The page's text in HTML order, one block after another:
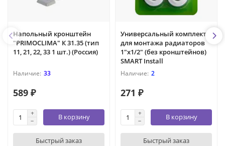
Напольный кронштейн
"PRIMOCLIMA" К 31.35 (тип
11, 21, 22, 33 1 шт.) (Россия)
33
589 ₽
В корзину
Быстрый заказ
Универсальный комплект
для монтажа радиаторов
1"х1/2" (без кронштейнов)
SMART Install
2
271 ₽
В корзину
Быстрый заказ